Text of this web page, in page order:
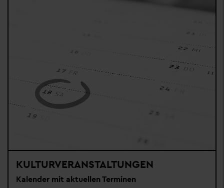
KULTURVERANSTALTUNGEN
Kalender mit aktuellen Terminen